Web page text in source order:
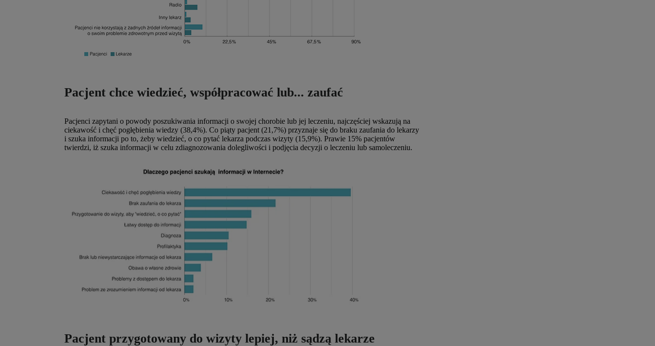
Pacjent chce wiedzieć, współpracować lub... zaufać
Pacjenci zapytani o powody poszukiwania informacji o swojej chorobie lub jej leczeniu, najczęściej wskazują na
ciekawość i chęć pogłębienia wiedzy (38,4%). Co piąty pacjent (21,7%) przyznaje się do braku zaufania do lekarzy
i szuka informacji po to, żeby wiedzieć, o co pytać lekarza podczas wizyty (15,9%). Prawie 15% pacjentów
twierdzi, iż szuka informacji w celu zdiagnozowania dolegliwości i podjęcia decyzji o leczeniu lub samoleczeniu.
Pacjent przygotowany do wizyty lepiej, niż sądzą lekarze